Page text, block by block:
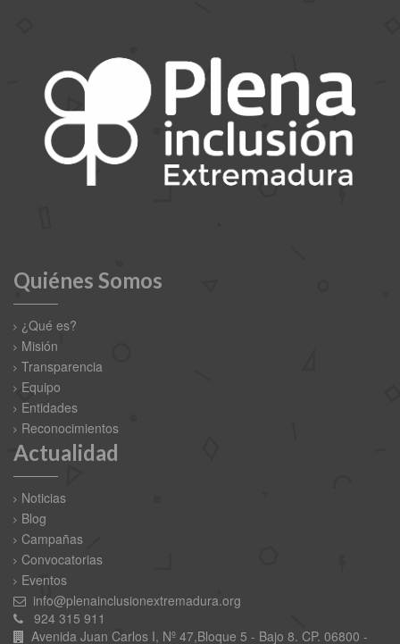
Quiénes Somos
¿Qué es?
Misión
Transparencia
Equipo
Entidades
Reconocimientos
Actualidad
Noticias
Blog
Campañas
Convocatorias
Eventos
info@plenainclusionextremadura.org
924 315 911
Avenida Juan Carlos I, Nº 47,Bloque 5 - Bajo 8. CP. 06800 -